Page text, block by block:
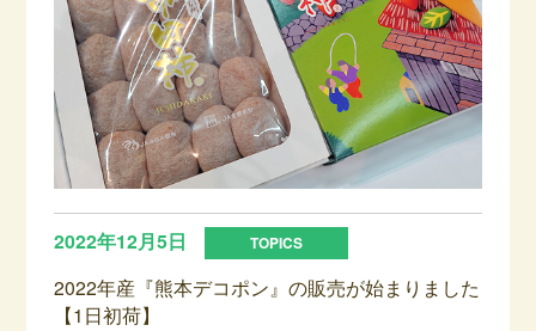
2022年12月5日
2022年産『熊本デコポン』の販売が始まりました
【1日初荷】